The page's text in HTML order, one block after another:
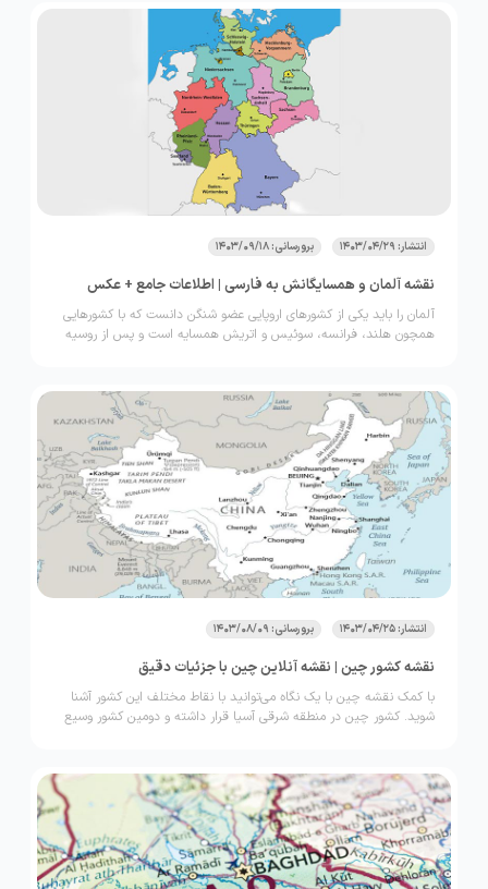
در این مقاله قصد داریم نقشه اصفهان را بررسی کنیم تا کسانی که قصد
سفر به اصفهان را دارند و یا در این نصف جهان زندگی می‌کنند، بتوانند
بیشتر با نقشه این شهر آشنا شوند. اگر شما هم علاقه‌مند به کسب
اطلاعات بیشتر درباره این موضوع هستید، با ما تا انتهای این مطلب از
وب‌سایت لحظه آخر همراه باشید.
انتشار: 1403/04/29 برورسانی: 1403/09/18
نقشه آلمان و همسایگانش به فارسی | اطلاعات جامع + عکس
آلمان را باید یکی از کشورهای اروپایی عضو شنگن دانست که با کشورهایی
همچون هلند، فرانسه، سوئیس و اتریش همسایه‌ است و پس از روسیه
پس از خراب شدن دیوار برلین یک پارچه شده‌اند. در این مقاله قصد داریم
همه چیز را درباره نقشه آلمان بررسی کنیم. اگر شما هم دوست دارید
بیشتر درباره این موضوع بدانید با ما تا انتهای این مطلب از وب‌سایت
لحظه آخر همراه باشید.
انتشار: 1403/04/25 برورسانی: 1403/08/09
نقشه کشور چین | نقشه آنلاین چین با جزئیات دقیق
با کمک نقشه چین با یک نگاه می‌توانید با نقاط مختلف این کشور آشنا
شوید. کشور چین در منطقه شرقی آسیا قرار داشته و دومین کشور وسیع
برمه، ویتام و کره شمالی دارای مرز مشترک زمینی است. در ادامه قصد
داریم نقشه جدید چین را با مرزبندی در خصوص مناطق مختلف این کشور
از نظر جغرافیایی بررسی کنیم. همراه ما باشید تا راهنمای نقشه چین به
فارسی را دریافت نمایید.